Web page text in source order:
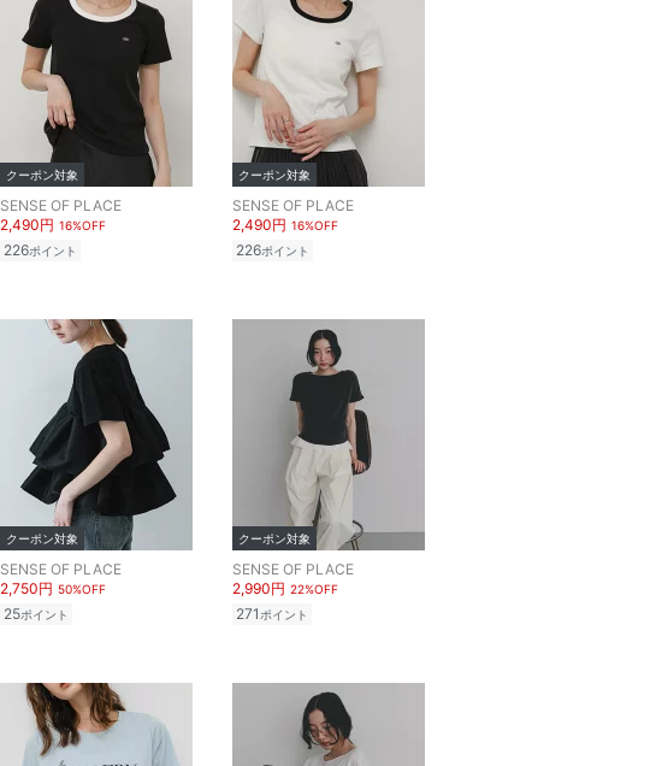
クーポン対象
SENSE OF PLACE
2,490円 16%OFF
226ポイント
クーポン対象
SENSE OF PLACE
2,490円 16%OFF
226ポイント
クーポン対象
SENSE OF PLACE
2,750円 50%OFF
25ポイント
クーポン対象
SENSE OF PLACE
2,990円 22%OFF
271ポイント